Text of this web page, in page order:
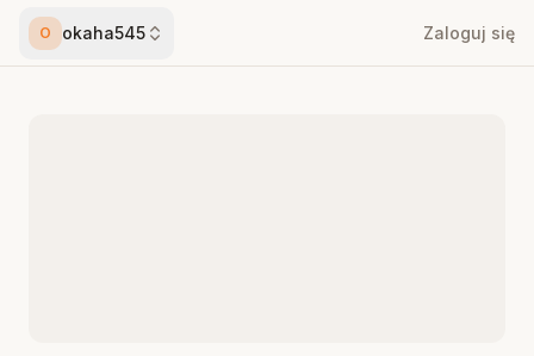
O okaha545 Zaloguj się